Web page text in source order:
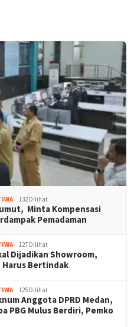
132 Dilihat
Minta Kompensasi
Pemadaman
127 Dilihat
Dijadikan Showroom,
Harus Bertindak
125 Dilihat
Anggota DPRD Medan,
PBG Mulus Berdiri, Pemko